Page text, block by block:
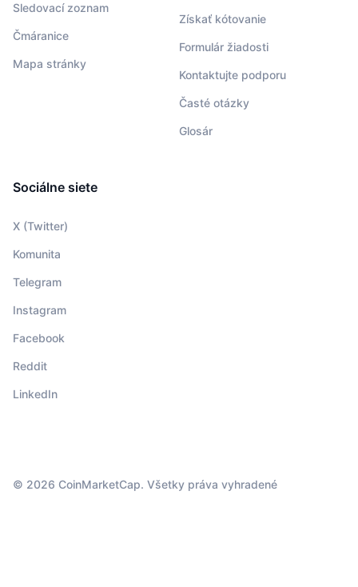
Sledovací zoznam
Čmáranice
Mapa stránky
Získať kótovanie
Formulár žiadosti
Kontaktujte podporu
Časté otázky
Glosár
Sociálne siete
X (Twitter)
Komunita
Telegram
Instagram
Facebook
Reddit
LinkedIn
© 2026 CoinMarketCap. Všetky práva vyhradené